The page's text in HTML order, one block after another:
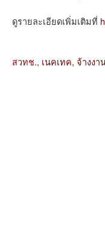
ดูรายละเอียดเพิ่มเติมที่
สวทช., เนคเทค, จ้างงา